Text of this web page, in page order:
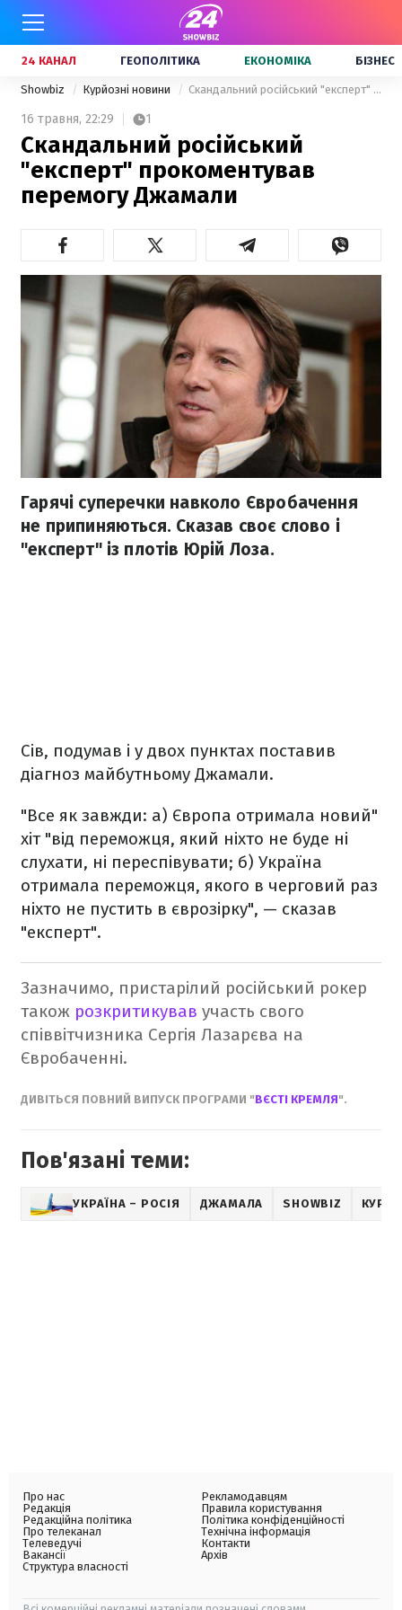
24 КАНАЛ ГЕОПОЛІТИКА ЕКОНОМІКА БІЗНЕС
Showbiz Курйозні новини Скандальний російський "експерт" прокоментував перемогу Джамали
16 травня, 22:29 1
Скандальний російський
"експерт" прокоментував
перемогу Джамали
Гарячі суперечки навколо Євробачення
не припиняються. Сказав своє слово і
"експерт" із плотів Юрій Лоза.
Сів, подумав і у двох пунктах поставив
діагноз майбутньому Джамали.
"Все як завжди: а) Європа отримала новий"
хіт "від переможця, який ніхто не буде ні
слухати, ні переспівувати; б) Україна
отримала переможця, якого в черговий раз
ніхто не пустить в єврозірку", — сказав
"експерт".
Зазначимо, пристарілий російський рокер
також розкритикував участь свого
співвітчизника Сергія Лазарєва на
Євробаченні.
ДИВІТЬСЯ ПОВНИЙ ВИПУСК ПРОГРАМИ "ВЄСТІ КРЕМЛЯ".
Пов'язані теми:
УКРАЇНА – РОСІЯ ДЖАМАЛА SHOWBIZ
Про нас
Редакція
Редакційна політика
Про телеканал
Телеведучі
Вакансії
Структура власності
Рекламодавцям
Правила користування
Політика конфіденційності
Технічна інформація
Контакти
Архів